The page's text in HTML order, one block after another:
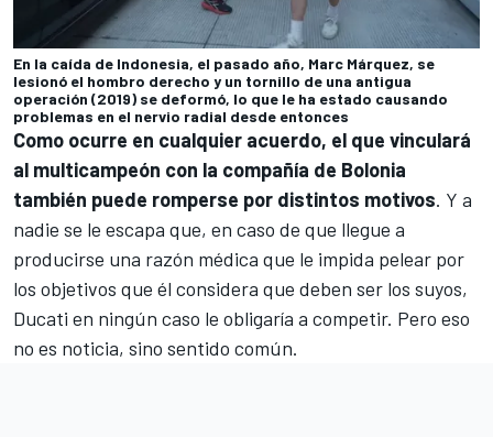
En la caída de Indonesia, el pasado año, Marc Márquez, se
lesionó el hombro derecho y un tornillo de una antigua
operación (2019) se deformó, lo que le ha estado causando
problemas en el nervio radial desde entonces
Como ocurre en cualquier acuerdo, el que vinculará
al multicampeón con la compañía de Bolonia
también puede romperse por distintos motivos. Y a
nadie se le escapa que, en caso de que llegue a
producirse una razón médica que le impida pelear por
los objetivos que él considera que deben ser los suyos,
Ducati en ningún caso le obligaría a competir. Pero eso
no es noticia, sino sentido común.